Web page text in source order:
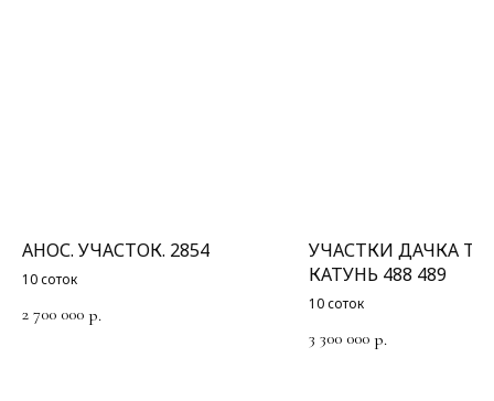
АНОС. УЧАСТОК. 2854
10 соток
2 700 000 р.
УЧАСТКИ ДАЧКА ТБ
КАТУНЬ 488 489
10 соток
3 300 000 р.